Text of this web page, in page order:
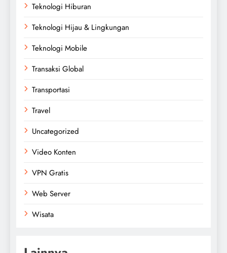
Teknologi Hiburan
Teknologi Hijau & Lingkungan
Teknologi Mobile
Transaksi Global
Transportasi
Travel
Uncategorized
Video Konten
VPN Gratis
Web Server
Wisata